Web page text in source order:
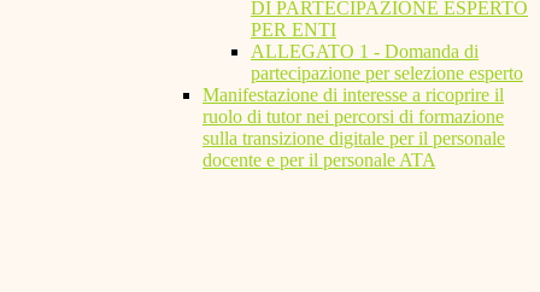
DI PARTECIPAZIONE ESPERTO
PER ENTI
ALLEGATO 1 - Domanda di
partecipazione per selezione esperto
Manifestazione di interesse a ricoprire il
ruolo di tutor nei percorsi di formazione
sulla transizione digitale per il personale
docente e per il personale ATA